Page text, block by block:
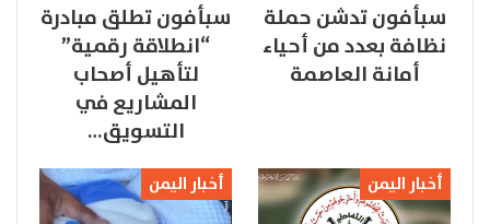
سبأفون تدشن حملة
نظافة بعدد من أحياء
أمانة العاصمة
سبأفون تطلق مبادرة
“انطلاقة رقمية”
لتأهيل أصحاب
المشاريع في
التسويق…
أخبار اليمن أخبار اليمن